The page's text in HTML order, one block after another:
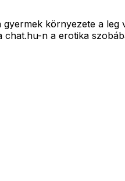
környezete a leg
n a erotika